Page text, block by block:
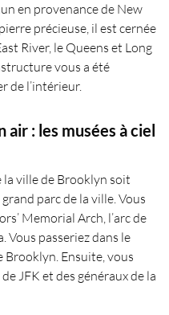
en provenance de New
précieuse, il est cernée
River, le Queens et Long
vous a été
de l’intérieur.
air : les musées à ciel
la ville de Brooklyn soit
parc de la ville. Vous
Memorial Arch, l’arc de
Vous passeriez dans le
Brooklyn. Ensuite, vous
JFK et des généraux de la